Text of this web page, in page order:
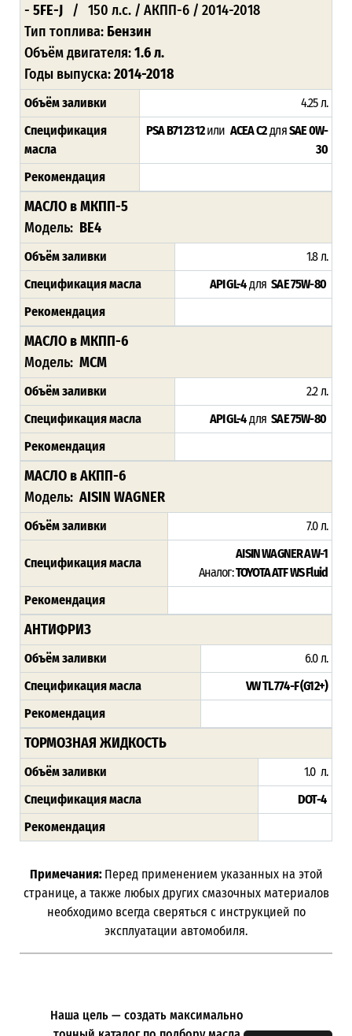
- 5FE-J / 150 л.с. / АКПП-6 / 2014-2018
Тип топлива: Бензин
Объём двигателя:1.6 л.
Годы выпуска:2014-2018
Объём заливки
4.25 л.
Спецификация
масла
PSA B71 2312или ACEA C2дляSAE 0W-
30
Рекомендация
МАСЛО в МКПП-5
Модель: BE4
Объём заливки
1.8 л.
Спецификация масла
API GL-4дляSAE 75W-80
Рекомендация
МАСЛО в МКПП-6
Модель: MCM
Объём заливки
2.2 л.
Спецификация масла
API GL-4дляSAE 75W-80
Рекомендация
МАСЛО в АКПП-6
Модель: AISIN WAGNER
Объём заливки 7.0 л.
Спецификация масла
AISIN WAGNER AW-1
Аналог:TOYOTA ATF WS Fluid
Рекомендация
АНТИФРИЗ
Объём заливки
6.0 л.
Спецификация масла
VW TL 774-F (G12+)
Рекомендация
ТОРМОЗНАЯ ЖИДКОСТЬ
Объём заливки
1.0 л.
Спецификация масла
DOT-4
Рекомендация
Примечания: Перед применением указанных на этой
странице, а также любых других смазочных материалов
необходимо всегда сверяться с инструкцией по
эксплуатации автомобиля.
Наша цель — создать максимально